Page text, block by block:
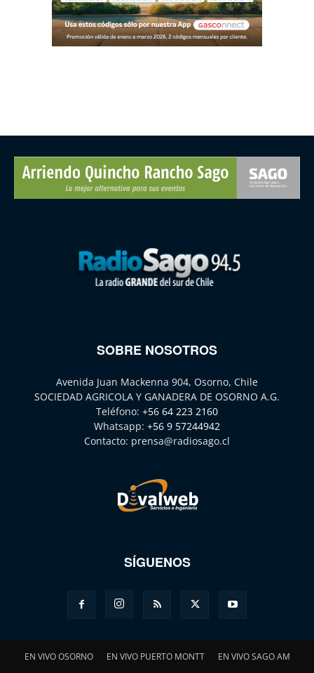
SOBRE NOSOTROS
Avenida Juan Mackenna 904, Osorno, Chile
SOCIEDAD AGRICOLA Y GANADERA DE OSORNO A.G.
Teléfono: +56 64 223 2160
Whatsapp: +56 9 57244942
Contacto: prensa@radiosago.cl
SÍGUENOS
EN VIVO OSORNO EN VIVO PUERTO MONTT EN VIVO SAGO AM